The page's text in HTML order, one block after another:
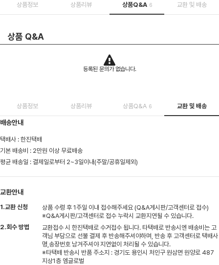
상품정보 상품리뷰 상품Q&A 6 교환 및 배송
상품 Q&A
등록된 문의가 없습니다.
상품정보 상품리뷰 상품Q&A 6 교환 및 배송
배송안내
택배사 : 한진택배
기본 배송비 : 2만원 이상 무료배송
평균 배송일 : 결제일로부터 2~3일이내(주말/공휴일제외)
교환안내
1.교환 신청
상품 수령 후 1주일 이내 접수해주세요 (Q&A게시판/고객센터로 접수)
※Q&A게시판/고객센터로 접수 누락시 교환지연될 수 있습니다.
2.회수 방법
교환접수 시 한진택배로 수거접수 됩니다. 타택배로 반송시엔 배송비는 고
객님 부담으로 선불 결제 후 반송해주셔야하며, 반송 후 고객센터로 택배사
명,송장번호 남겨주셔야 지연없이 처리될 수 있습니다.
※타택배 반송시 반품 주소지 : 경기도 용인시 처인구 원삼면 원양로 487
지상1층 엠글로벌